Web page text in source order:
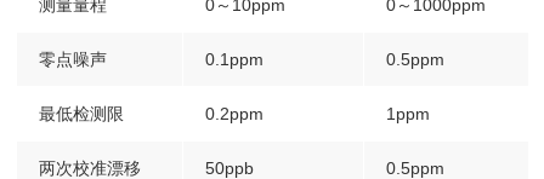
测量量程 0～10ppm 0～1000ppm
零点噪声 0.1ppm 0.5ppm
最低检测限 0.2ppm 1ppm
两次校准漂移 50ppb 0.5ppm